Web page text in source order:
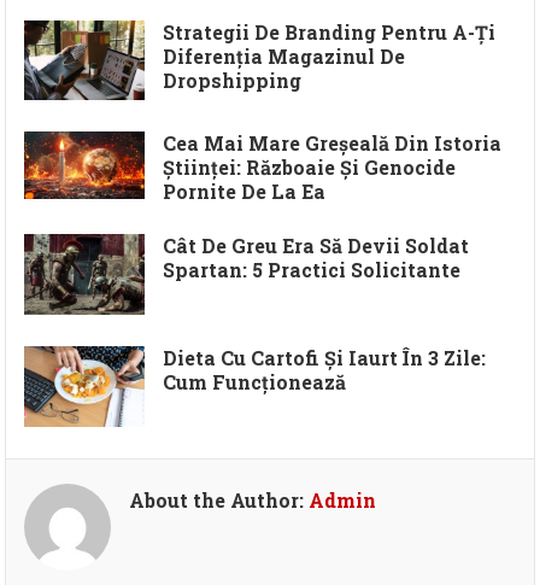
Strategii De Branding Pentru A-Ți
Diferenția Magazinul De
Dropshipping
Cea Mai Mare Greșeală Din Istoria
Științei: Războaie Și Genocide
Pornite De La Ea
Cât De Greu Era Să Devii Soldat
Spartan: 5 Practici Solicitante
Dieta Cu Cartofi Și Iaurt În 3 Zile:
Cum Funcționează
About the Author: Admin